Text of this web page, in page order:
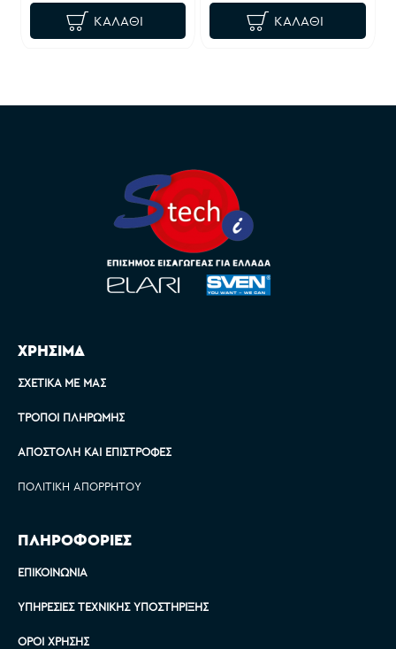
ΚΑΛΆΘΙ ΚΑΛΆΘΙ
ΧΡΗΣΙΜΑ
ΣΧΕΤΙΚΆ ΜΕ ΜΑΣ
ΤΡΌΠΟΙ ΠΛΗΡΩΜΉΣ
ΑΠΟΣΤΟΛΉ ΚΑΙ ΕΠΙΣΤΡΟΦΈΣ
ΠΟΛΙΤΙΚΉ ΑΠΟΡΡΉΤΟΥ
ΠΛΗΡΟΦΟΡΙΕΣ
ΕΠΙΚΟΙΝΩΝΊΑ
ΥΠΗΡΕΣΊΕΣ ΤΕΧΝΙΚΉΣ ΥΠΟΣΤΉΡΙΞΗΣ
ΌΡΟΙ ΧΡΉΣΗΣ